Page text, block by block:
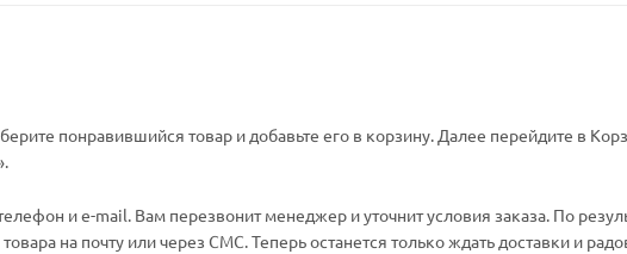
понравившийся товар и добавьте его в корзину. Далее перейдите в
и e-mail. Вам перезвонит менеджер и уточнит условия заказа. По
на почту или через СМС. Теперь останется только ждать доставки и